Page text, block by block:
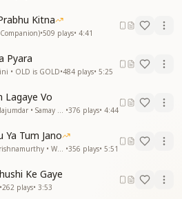
बने
Kitna
•509 plays• 4:41
Pyara
• OLD is GOLD•484 plays• 5:25
Lagaye Vo
•376 plays• 4:44
Ya Tum Jano
•356 plays• 5:51
Ke Gaye
•262 plays• 3:53